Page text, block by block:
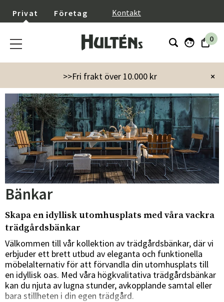
Privat Företag Kontakt
0
×
>>Fri frakt över 10.000 kr
Utemöbler Soffor Bänkar
Bänkar
Skapa en idyllisk utomhusplats med våra vackra
trädgårdsbänkar
Välkommen till vår kollektion av trädgårdsbänkar, där vi
erbjuder ett brett utbud av eleganta och funktionella
möbelalternativ för att förvandla din utomhusplats till
en idyllisk oas. Med våra högkvalitativa trädgårdsbänkar
kan du njuta av lugna stunder, avkopplande samtal eller
bara stillheten i din egen trädgård.